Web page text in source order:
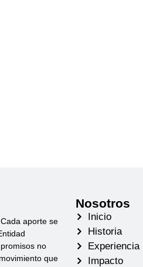
aporte se
no
que
Nosotros
Inicio
Historia
Experiencia
Impacto